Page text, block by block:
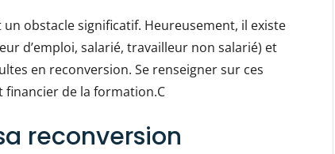
obstacle significatif. Heureusement, il existe
d’emploi, salarié, travailleur non salarié) et
en reconversion. Se renseigner sur ces
de la formation.C
reconversion